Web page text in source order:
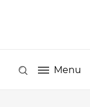
Menu